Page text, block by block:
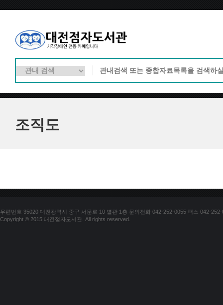
조직도
우편번호 35020 대전광역시 중구 서문로 10 별관 1층 문의전화 042-252-0055 팩스 042-252-
Copyright © 2015 대전점자도서관. All rights reserved.